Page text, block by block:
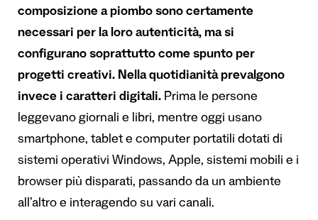
composizione a piombo sono certamente
necessari per la loro autenticità, ma si
configurano soprattutto come spunto per
progetti creativi. Nella quotidianità prevalgono
invece i caratteri digitali. Prima le persone
leggevano giornali e libri, mentre oggi usano
smartphone, tablet e computer portatili dotati di
sistemi operativi Windows, Apple, sistemi mobili e i
browser più disparati, passando da un ambiente
all’altro e interagendo su vari canali.